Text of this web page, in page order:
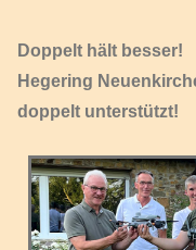
Doppelt hält besser!
Hegering
doppelt unterstützt!